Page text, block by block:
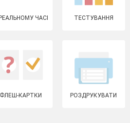
ЧАСІ ТЕСТУВАННЯ
ФЛЕШ-КАРТКИ РОЗДРУКУВАТИ